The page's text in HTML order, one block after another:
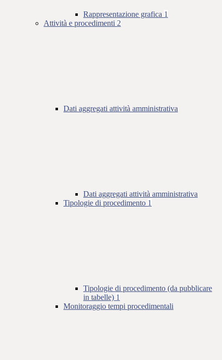
Rappresentazione grafica 1
Attività e procedimenti 2
Dati aggregati attività amministrativa
Dati aggregati attività amministrativa
Tipologie di procedimento 1
Tipologie di procedimento (da pubblicare
in tabelle) 1
Monitoraggio tempi procedimentali